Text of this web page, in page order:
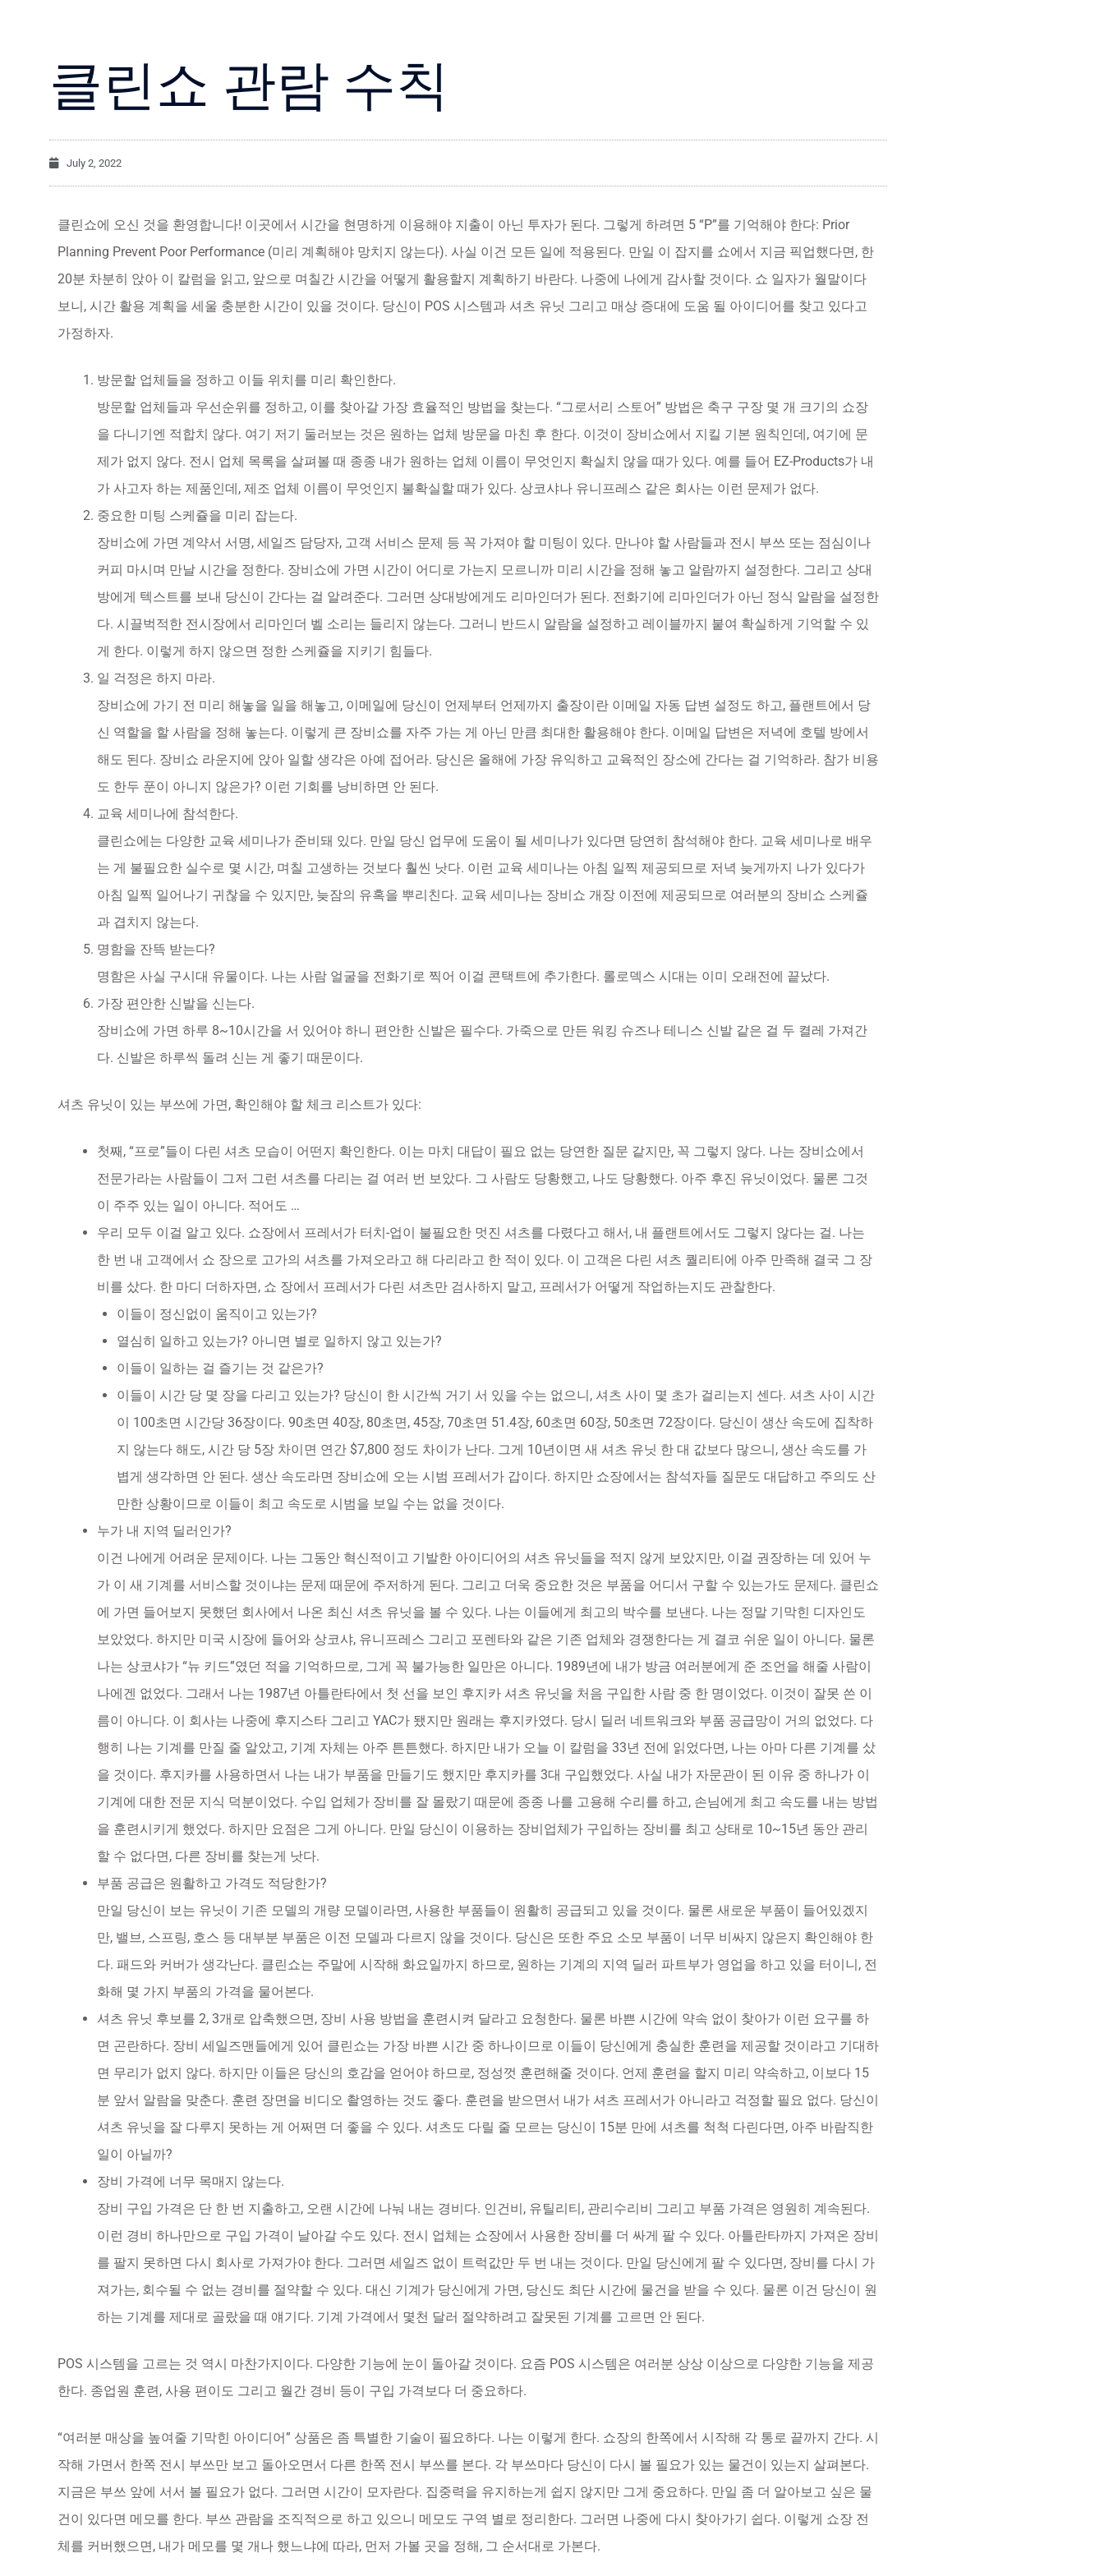
클린쇼 관람 수칙
July 2, 2022
클린쇼에 오신 것을 환영합니다! 이곳에서 시간을 현명하게 이용해야 지출이 아닌 투자가 된다. 그렇게 하려면 5 “P”를 기억해야 한다: Prior
Planning Prevent Poor Performance (미리 계획해야 망치지 않는다). 사실 이건 모든 일에 적용된다. 만일 이 잡지를 쇼에서 지금 픽업했다면, 한
20분 차분히 앉아 이 칼럼을 읽고, 앞으로 며칠간 시간을 어떻게 활용할지 계획하기 바란다. 나중에 나에게 감사할 것이다. 쇼 일자가 월말이다
보니, 시간 활용 계획을 세울 충분한 시간이 있을 것이다. 당신이 POS 시스템과 셔츠 유닛 그리고 매상 증대에 도움 될 아이디어를 찾고 있다고
가정하자.
방문할 업체들을 정하고 이들 위치를 미리 확인한다.
방문할 업체들과 우선순위를 정하고, 이를 찾아갈 가장 효율적인 방법을 찾는다. “그로서리 스토어” 방법은 축구 구장 몇 개 크기의 쇼장
을 다니기엔 적합치 않다. 여기 저기 둘러보는 것은 원하는 업체 방문을 마친 후 한다. 이것이 장비쇼에서 지킬 기본 원칙인데, 여기에 문
제가 없지 않다. 전시 업체 목록을 살펴볼 때 종종 내가 원하는 업체 이름이 무엇인지 확실치 않을 때가 있다. 예를 들어 EZ-Products가 내
가 사고자 하는 제품인데, 제조 업체 이름이 무엇인지 불확실할 때가 있다. 상코샤나 유니프레스 같은 회사는 이런 문제가 없다.
중요한 미팅 스케쥴을 미리 잡는다.
장비쇼에 가면 계약서 서명, 세일즈 담당자, 고객 서비스 문제 등 꼭 가져야 할 미팅이 있다. 만나야 할 사람들과 전시 부쓰 또는 점심이나
커피 마시며 만날 시간을 정한다. 장비쇼에 가면 시간이 어디로 가는지 모르니까 미리 시간을 정해 놓고 알람까지 설정한다. 그리고 상대
방에게 텍스트를 보내 당신이 간다는 걸 알려준다. 그러면 상대방에게도 리마인더가 된다. 전화기에 리마인더가 아닌 정식 알람을 설정한
다. 시끌벅적한 전시장에서 리마인더 벨 소리는 들리지 않는다. 그러니 반드시 알람을 설정하고 레이블까지 붙여 확실하게 기억할 수 있
게 한다. 이렇게 하지 않으면 정한 스케쥴을 지키기 힘들다.
일 걱정은 하지 마라.
장비쇼에 가기 전 미리 해놓을 일을 해놓고, 이메일에 당신이 언제부터 언제까지 출장이란 이메일 자동 답변 설정도 하고, 플랜트에서 당
신 역할을 할 사람을 정해 놓는다. 이렇게 큰 장비쇼를 자주 가는 게 아닌 만큼 최대한 활용해야 한다. 이메일 답변은 저녁에 호텔 방에서
해도 된다. 장비쇼 라운지에 앉아 일할 생각은 아예 접어라. 당신은 올해에 가장 유익하고 교육적인 장소에 간다는 걸 기억하라. 참가 비용
도 한두 푼이 아니지 않은가? 이런 기회를 낭비하면 안 된다.
교육 세미나에 참석한다.
클린쇼에는 다양한 교육 세미나가 준비돼 있다. 만일 당신 업무에 도움이 될 세미나가 있다면 당연히 참석해야 한다. 교육 세미나로 배우
는 게 불필요한 실수로 몇 시간, 며칠 고생하는 것보다 훨씬 낫다. 이런 교육 세미나는 아침 일찍 제공되므로 저녁 늦게까지 나가 있다가
아침 일찍 일어나기 귀찮을 수 있지만, 늦잠의 유혹을 뿌리친다. 교육 세미나는 장비쇼 개장 이전에 제공되므로 여러분의 장비쇼 스케쥴
과 겹치지 않는다.
명함을 잔뜩 받는다?
명함은 사실 구시대 유물이다. 나는 사람 얼굴을 전화기로 찍어 이걸 콘택트에 추가한다. 롤로덱스 시대는 이미 오래전에 끝났다.
가장 편안한 신발을 신는다.
장비쇼에 가면 하루 8~10시간을 서 있어야 하니 편안한 신발은 필수다. 가죽으로 만든 워킹 슈즈나 테니스 신발 같은 걸 두 켤레 가져간
다. 신발은 하루씩 돌려 신는 게 좋기 때문이다.
셔츠 유닛이 있는 부쓰에 가면, 확인해야 할 체크 리스트가 있다:
첫째, “프로”들이 다린 셔츠 모습이 어떤지 확인한다. 이는 마치 대답이 필요 없는 당연한 질문 같지만, 꼭 그렇지 않다. 나는 장비쇼에서
전문가라는 사람들이 그저 그런 셔츠를 다리는 걸 여러 번 보았다. 그 사람도 당황했고, 나도 당황했다. 아주 후진 유닛이었다. 물론 그것
이 주주 있는 일이 아니다. 적어도 …
우리 모두 이걸 알고 있다. 쇼장에서 프레서가 터치-업이 불필요한 멋진 셔츠를 다렸다고 해서, 내 플랜트에서도 그렇지 않다는 걸. 나는
한 번 내 고객에서 쇼 장으로 고가의 셔츠를 가져오라고 해 다리라고 한 적이 있다. 이 고객은 다린 셔츠 퀄리티에 아주 만족해 결국 그 장
비를 샀다. 한 마디 더하자면, 쇼 장에서 프레서가 다린 셔츠만 검사하지 말고, 프레서가 어떻게 작업하는지도 관찰한다.
이들이 정신없이 움직이고 있는가?
열심히 일하고 있는가? 아니면 별로 일하지 않고 있는가?
이들이 일하는 걸 즐기는 것 같은가?
이들이 시간 당 몇 장을 다리고 있는가? 당신이 한 시간씩 거기 서 있을 수는 없으니, 셔츠 사이 몇 초가 걸리는지 센다. 셔츠 사이 시간
이 100초면 시간당 36장이다. 90초면 40장, 80초면, 45장, 70초면 51.4장, 60초면 60장, 50초면 72장이다. 당신이 생산 속도에 집착하
지 않는다 해도, 시간 당 5장 차이면 연간 $7,800 정도 차이가 난다. 그게 10년이면 새 셔츠 유닛 한 대 값보다 많으니, 생산 속도를 가
볍게 생각하면 안 된다. 생산 속도라면 장비쇼에 오는 시범 프레서가 갑이다. 하지만 쇼장에서는 참석자들 질문도 대답하고 주의도 산
만한 상황이므로 이들이 최고 속도로 시범을 보일 수는 없을 것이다.
누가 내 지역 딜러인가?
이건 나에게 어려운 문제이다. 나는 그동안 혁신적이고 기발한 아이디어의 셔츠 유닛들을 적지 않게 보았지만, 이걸 권장하는 데 있어 누
가 이 새 기계를 서비스할 것이냐는 문제 때문에 주저하게 된다. 그리고 더욱 중요한 것은 부품을 어디서 구할 수 있는가도 문제다. 클린쇼
에 가면 들어보지 못했던 회사에서 나온 최신 셔츠 유닛을 볼 수 있다. 나는 이들에게 최고의 박수를 보낸다. 나는 정말 기막힌 디자인도
보았었다. 하지만 미국 시장에 들어와 상코샤, 유니프레스 그리고 포렌타와 같은 기존 업체와 경쟁한다는 게 결코 쉬운 일이 아니다. 물론
나는 상코샤가 “뉴 키드”였던 적을 기억하므로, 그게 꼭 불가능한 일만은 아니다. 1989년에 내가 방금 여러분에게 준 조언을 해줄 사람이
나에겐 없었다. 그래서 나는 1987년 아틀란타에서 첫 선을 보인 후지카 셔츠 유닛을 처음 구입한 사람 중 한 명이었다. 이것이 잘못 쓴 이
름이 아니다. 이 회사는 나중에 후지스타 그리고 YAC가 됐지만 원래는 후지카였다. 당시 딜러 네트워크와 부품 공급망이 거의 없었다. 다
행히 나는 기계를 만질 줄 알았고, 기계 자체는 아주 튼튼했다. 하지만 내가 오늘 이 칼럼을 33년 전에 읽었다면, 나는 아마 다른 기계를 샀
을 것이다. 후지카를 사용하면서 나는 내가 부품을 만들기도 했지만 후지카를 3대 구입했었다. 사실 내가 자문관이 된 이유 중 하나가 이
기계에 대한 전문 지식 덕분이었다. 수입 업체가 장비를 잘 몰랐기 때문에 종종 나를 고용해 수리를 하고, 손님에게 최고 속도를 내는 방법
을 훈련시키게 했었다. 하지만 요점은 그게 아니다. 만일 당신이 이용하는 장비업체가 구입하는 장비를 최고 상태로 10~15년 동안 관리
할 수 없다면, 다른 장비를 찾는게 낫다.
부품 공급은 원활하고 가격도 적당한가?
만일 당신이 보는 유닛이 기존 모델의 개량 모델이라면, 사용한 부품들이 원활히 공급되고 있을 것이다. 물론 새로운 부품이 들어있겠지
만, 밸브, 스프링, 호스 등 대부분 부품은 이전 모델과 다르지 않을 것이다. 당신은 또한 주요 소모 부품이 너무 비싸지 않은지 확인해야 한
다. 패드와 커버가 생각난다. 클린쇼는 주말에 시작해 화요일까지 하므로, 원하는 기계의 지역 딜러 파트부가 영업을 하고 있을 터이니, 전
화해 몇 가지 부품의 가격을 물어본다.
셔츠 유닛 후보를 2, 3개로 압축했으면, 장비 사용 방법을 훈련시켜 달라고 요청한다. 물론 바쁜 시간에 약속 없이 찾아가 이런 요구를 하
면 곤란하다. 장비 세일즈맨들에게 있어 클린쇼는 가장 바쁜 시간 중 하나이므로 이들이 당신에게 충실한 훈련을 제공할 것이라고 기대하
면 무리가 없지 않다. 하지만 이들은 당신의 호감을 얻어야 하므로, 정성껏 훈련해줄 것이다. 언제 훈련을 할지 미리 약속하고, 이보다 15
분 앞서 알람을 맞춘다. 훈련 장면을 비디오 촬영하는 것도 좋다. 훈련을 받으면서 내가 셔츠 프레서가 아니라고 걱정할 필요 없다. 당신이
셔츠 유닛을 잘 다루지 못하는 게 어쩌면 더 좋을 수 있다. 셔츠도 다릴 줄 모르는 당신이 15분 만에 셔츠를 척척 다린다면, 아주 바람직한
일이 아닐까?
장비 가격에 너무 목매지 않는다.
장비 구입 가격은 단 한 번 지출하고, 오랜 시간에 나눠 내는 경비다. 인건비, 유틸리티, 관리수리비 그리고 부품 가격은 영원히 계속된다.
이런 경비 하나만으로 구입 가격이 날아갈 수도 있다. 전시 업체는 쇼장에서 사용한 장비를 더 싸게 팔 수 있다. 아틀란타까지 가져온 장비
를 팔지 못하면 다시 회사로 가져가야 한다. 그러면 세일즈 없이 트럭값만 두 번 내는 것이다. 만일 당신에게 팔 수 있다면, 장비를 다시 가
져가는, 회수될 수 없는 경비를 절약할 수 있다. 대신 기계가 당신에게 가면, 당신도 최단 시간에 물건을 받을 수 있다. 물론 이건 당신이 원
하는 기계를 제대로 골랐을 때 얘기다. 기계 가격에서 몇천 달러 절약하려고 잘못된 기계를 고르면 안 된다.
POS 시스템을 고르는 것 역시 마찬가지이다. 다양한 기능에 눈이 돌아갈 것이다. 요즘 POS 시스템은 여러분 상상 이상으로 다양한 기능을 제공
한다. 종업원 훈련, 사용 편이도 그리고 월간 경비 등이 구입 가격보다 더 중요하다.
“여러분 매상을 높여줄 기막힌 아이디어” 상품은 좀 특별한 기술이 필요하다. 나는 이렇게 한다. 쇼장의 한쪽에서 시작해 각 통로 끝까지 간다. 시
작해 가면서 한쪽 전시 부쓰만 보고 돌아오면서 다른 한쪽 전시 부쓰를 본다. 각 부쓰마다 당신이 다시 볼 필요가 있는 물건이 있는지 살펴본다.
지금은 부쓰 앞에 서서 볼 필요가 없다. 그러면 시간이 모자란다. 집중력을 유지하는게 쉽지 않지만 그게 중요하다. 만일 좀 더 알아보고 싶은 물
건이 있다면 메모를 한다. 부쓰 관람을 조직적으로 하고 있으니 메모도 구역 별로 정리한다. 그러면 나중에 다시 찾아가기 쉽다. 이렇게 쇼장 전
체를 커버했으면, 내가 메모를 몇 개나 했느냐에 따라, 먼저 가볼 곳을 정해, 그 순서대로 가본다.